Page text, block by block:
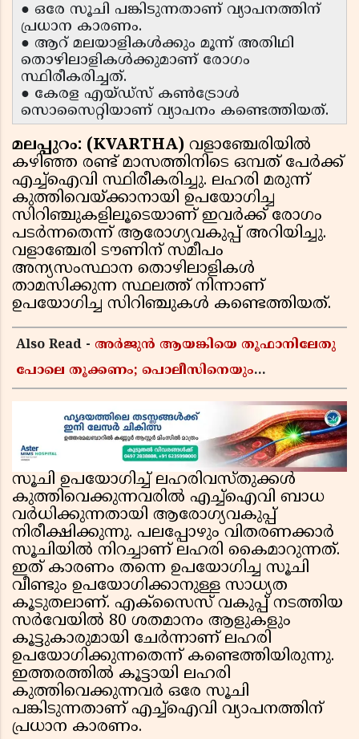
● ഒരേ സൂചി പങ്കിടുന്നതാണ് വ്യാപനത്തിന്
പ്രധാന കാരണം.
● ആറ് മലയാളികൾക്കും മൂന്ന് അതിഥി
തൊഴിലാളികൾക്കുമാണ് രോഗം
സ്ഥിരീകരിച്ചത്.
● കേരള എയ്ഡ്സ് കൺട്രോൾ
സൊസൈറ്റിയാണ് വ്യാപനം കണ്ടെത്തിയത്.
മലപ്പുറം: (KVARTHA) വളാഞ്ചേരിയിൽ
കഴിഞ്ഞ രണ്ട് മാസത്തിനിടെ ഒമ്പത് പേർക്ക്
എച്ച്ഐവി സ്ഥിരീകരിച്ചു. ലഹരി മരുന്ന്
കുത്തിവെയ്ക്കാനായി ഉപയോഗിച്ച
സിറിഞ്ചുകളിലൂടെയാണ് ഇവർക്ക് രോഗം
പടർന്നതെന്ന് ആരോഗ്യവകുപ്പ് അറിയിച്ചു.
വളാഞ്ചേരി ടൗണിന് സമീപം
അന്യസംസ്ഥാന തൊഴിലാളികൾ
താമസിക്കുന്ന സ്ഥലത്ത് നിന്നാണ്
ഉപയോഗിച്ച സിറിഞ്ചുകൾ കണ്ടെത്തിയത്.
Also Read - അർജുൻ ആയങ്കിയെ തൂഫാനിലേതു
പോലെ തൂക്കണം; പൊലീസിനെയും
ജയരാജൻ
സൂചി ഉപയോഗിച്ച് ലഹരിവസ്തുക്കൾ
കുത്തിവെക്കുന്നവരിൽ എച്ച്ഐവി ബാധ
വർധിക്കുന്നതായി ആരോഗ്യവകുപ്പ്
നിരീക്ഷിക്കുന്നു. പലപ്പോഴും വിതരണക്കാർ
സൂചിയിൽ നിറച്ചാണ് ലഹരി കൈമാറുന്നത്.
ഇത് കാരണം തന്നെ ഉപയോഗിച്ച സൂചി
വീണ്ടും ഉപയോഗിക്കാനുള്ള സാധ്യത
കൂടുതലാണ്. എക്സൈസ് വകുപ്പ് നടത്തിയ
സർവേയിൽ 80 ശതമാനം ആളുകളും
കൂട്ടുകാരുമായി ചേർന്നാണ് ലഹരി
ഉപയോഗിക്കുന്നതെന്ന് കണ്ടെത്തിയിരുന്നു.
ഇത്തരത്തിൽ കൂട്ടായി ലഹരി
കുത്തിവെക്കുന്നവർ ഒരേ സൂചി
പങ്കിടുന്നതാണ് എച്ച്ഐവി വ്യാപനത്തിന്
പ്രധാന കാരണം.